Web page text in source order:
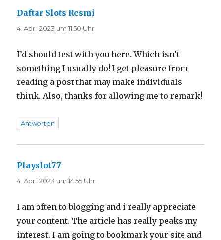
Daftar Slots Resmi
4. April 2023 um 11:50 Uhr
I’d should test with you here. Which isn’t
something I usually do! I get pleasure from
reading a post that may make individuals
think. Also, thanks for allowing me to remark!
Antworten
Playslot77
4. April 2023 um 14:55 Uhr
I am often to blogging and i really appreciate
your content. The article has really peaks my
interest. I am going to bookmark your site and